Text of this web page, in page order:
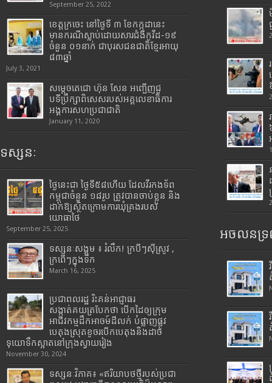
September 25, 2022
ខេត្តក្រចេះ នៅថ្ងៃទី ៣ ខែកក្កដានេះ
មានករណីស្លាប់ដោយសារជំងឺកូវីដ-១៩
ចំនួន ០១នាក់ ជាបុរសជនជាតិខ្មែរអាយុ
៨៣ឆ្នាំ
July 3, 2021
សម្តេចតេជោ ហ៊ុន សែន អញ្ជើញជួ
បទីប្រឹក្សាពិសេសរបស់អគ្គលេខាធិការ
អង្គការសហប្រជាជាតិ
January 11, 2020
ទស្សនៈ
ថ្ងៃនេះជា ថ្ងៃទី៥៨ហើយ ដែលវីរកងទ័ព
កម្ពុជាចំនួន ១៨រូប ត្រូវបានចាប់ខ្លួន និង
ដាក់ឱ្យស្ថិតក្រោមការឃុំគ្រងរបស់
យោធាថៃ
September 25, 2025
ទស្សនៈសង្គម ៖ រំលឹក! ក្របីៗស៊ីស្រូវ ,
ក្រពើៗក្នុងទឹក
March 16, 2025
ប្រជាពលរដ្ឋ រិះគន់អាជ្ញាធរ
សង្កាត់គយត្របែកថា បើកដៃឲ្យក្រុម
អាជីវកម្មដឹកអាចម៍ដីលក់ បំផ្លាញផ្លូវ
បេតុងស្រុតខូចរបើកបេតុងនិងដាច់
ទុយោទឹកស្អាតនៅក្រុងស្វាយរៀង
November 30, 2024
ទស្សនៈវិភាគ៖ «ឥរិយាបថថ្មីរបស់ប្រជា
អចលនទ្រ